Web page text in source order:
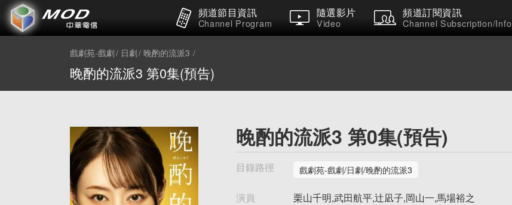
頻道節目資訊
Channel Program
隨選影片
Video
頻道訂閱資訊
Channel Subscription/Info
戲劇苑-戲劇 日劇 晚酌的流派3
晚酌的流派3 第0集(預告)
晚酌的流派3 第0集(預告)
目錄路徑 戲劇苑-戲劇/日劇/晚酌的流派3
演員
栗山千明,武田航平,辻凪子,岡山一,馬場裕之